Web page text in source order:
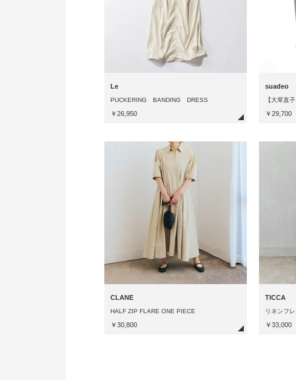
Le
PUCKERING BANDING DRESS
￥26,950
suadeo
￥29,700
CLANE
HALF ZIP FLARE ONE PIECE
￥30,800
TICCA
リネンフ
￥33,000